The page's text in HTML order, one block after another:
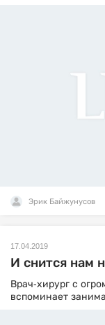
Эрик Байжунусов
17.04.2019
И снится нам
Врач-хирург с
вспоминает